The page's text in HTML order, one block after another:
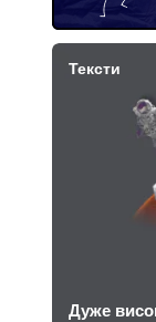
Тексти
Дуже